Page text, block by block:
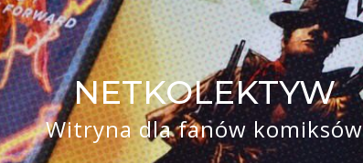
NETKOLEKTYW
Witryna dla fanów komiksów